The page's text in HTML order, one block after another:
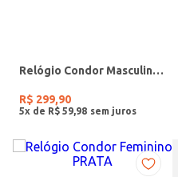
Relógio Condor Masculino PRETO
R$ 299,90
5x de R$ 59 98